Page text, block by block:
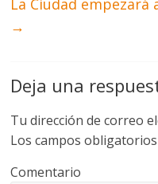
→
Deja una
Tu dirección de correo
Los campos
Comentario